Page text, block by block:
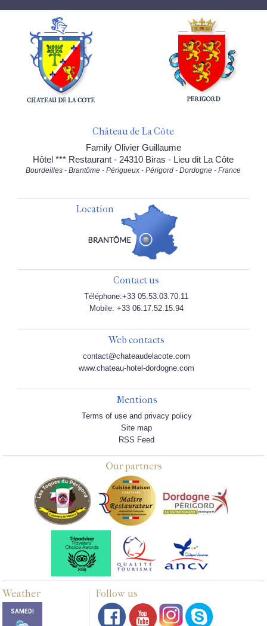
Château de La Côte
Family Olivier Guillaume
Hôtel *** Restaurant - 24310 Biras - Lieu dit La Côte
Bourdeilles - Brantôme - Périgueux - Périgord - Dordogne - France
Location
Contact us
Téléphone:+33 05.53.03.70.11
Mobile: +33 06.17.52.15.94
Web contacts
contact@chateaudelacote.com
www.chateau-hotel-dordogne.com
Mentions
Terms of use and privacy policy
Site map
RSS Feed
Our partners
Weather Follow us